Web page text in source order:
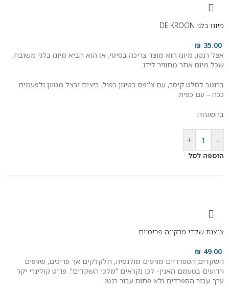
מיונז בלגי DE KROON
35.00
₪
אצל רנטו, מיונז הוא מוצר צריכה בסיסי. אז הוא הביא מיונז בלגי משובח,
שכל מיונז אחר מחוויר לידו.
ברוטב לסלט קיסר, עם צ'יפס בטיגון כפול, ביצים ובצל מטוגן ולפעמים
ככה – עם כפית.
בהשגחה
-
+
הוספה לסל
צנצנת שקדי מרקונה פרימיום
49.00
₪
השקדים הספרדיים מגיעים מולנסיה, חלקלקים אך פריכים, שזופים
וידועים בטעמם האנין- לכן נקראים "מלכי השקדים". פריט קולינרי יקר
ערך עבור הספרדים ולא פחות עבור רנטו.